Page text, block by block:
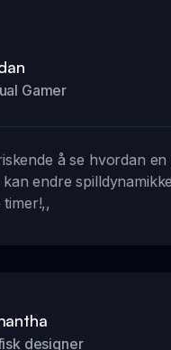
Gamer
å se hvordan en
endre
timer!,,
designer